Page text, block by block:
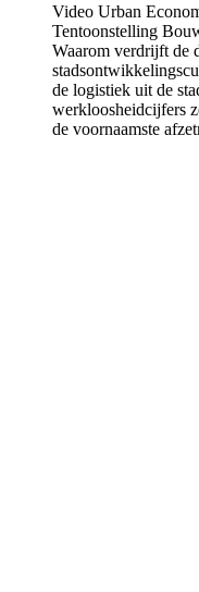
Video Urban
Tentoonstelling
Waarom verdrijft de
de logistiek uit de
werkloosheidcijfers
de voornaamste